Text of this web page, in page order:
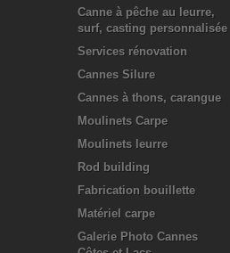
Canne à pêche au leurre,
surf, casting personnalisée
Services rénovation
Cannes Silure
Cannes à thons, carangue
Moulinets Carpe
Moulinets leurre
Rod building
Fabrication bouillette
Matériel carpe
Galerie Photo Cannes